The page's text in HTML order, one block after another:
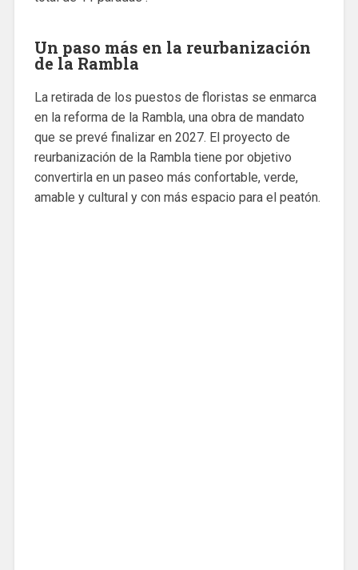
Un paso más en la reurbanización
de la Rambla
La retirada de los puestos de floristas se enmarca
en la reforma de la Rambla, una obra de mandato
que se prevé finalizar en 2027. El proyecto de
reurbanización de la Rambla tiene por objetivo
convertirla en un paseo más confortable, verde,
amable y cultural y con más espacio para el peatón.